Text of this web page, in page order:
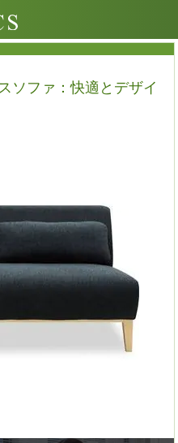
ソファ：快適とデザイ